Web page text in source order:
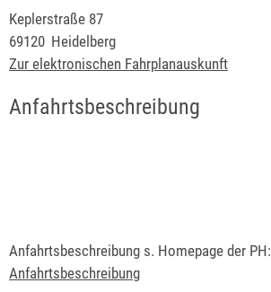
Keplerstraße 87
69120 Heidelberg
Zur elektronischen Fahrplanauskunft
Anfahrtsbeschreibung
Anfahrtsbeschreibung s. Homepage der PH:
Anfahrtsbeschreibung